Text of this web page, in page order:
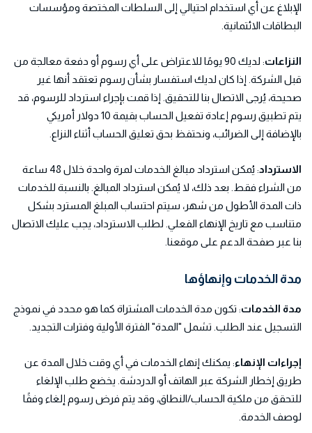
الإبلاغ عن أي استخدام احتيالي إلى السلطات المختصة ومؤسسات
البطاقات الائتمانية.
النزاعات
: لديك 90 يومًا للاعتراض على أي رسوم أو دفعة معالجة من
قبل الشركة. إذا كان لديك استفسار بشأن رسوم تعتقد أنها غير
صحيحة، يُرجى الاتصال بنا للتحقيق. إذا قمت بإجراء استرداد للرسوم، قد
يتم تطبيق رسوم إعادة تفعيل الحساب بقيمة 10 دولار أمريكي
بالإضافة إلى الضرائب، ونحتفظ بحق تعليق الحساب أثناء النزاع.
الاسترداد
: يُمكن استرداد مبالغ الخدمات لمرة واحدة خلال 48 ساعة
من الشراء فقط. بعد ذلك، لا يُمكن استرداد المبالغ. بالنسبة للخدمات
ذات المدة الأطول من شهر، سيتم احتساب المبلغ المسترد بشكل
متناسب مع تاريخ الإنهاء الفعلي. لطلب الاسترداد، يجب عليك الاتصال
بنا عبر صفحة الدعم على موقعنا.
مدة الخدمات وإنهاؤها
مدة الخدمات: تكون مدة الخدمات المشتراة كما هو محدد في نموذج
التسجيل عند الطلب. تشمل "المدة" الفترة الأولية وفترات التجديد.
إجراءات الإنهاء: يمكنك إنهاء الخدمات في أي وقت خلال المدة عن
طريق إخطار الشركة عبر الهاتف أو الدردشة. يخضع طلب الإلغاء
للتحقق من ملكية الحساب/النطاق، وقد يتم فرض رسوم إلغاء وفقًا
لوصف الخدمة.